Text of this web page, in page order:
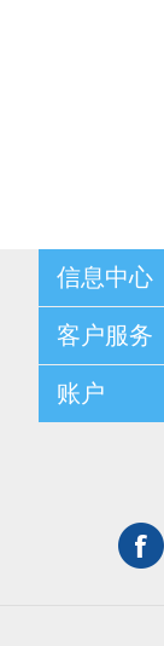
信息中心
网站地图
配送与退换政策
隐私条款
关于我们
客户服务
搜索
新闻
博客
账户